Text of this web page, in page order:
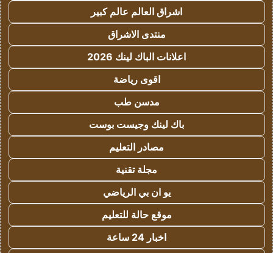
اشراق العالم عالم كبير
منتدى الاشراق
اعلانات الباك لينك 2026
اقوى رياضة
مدسن طب
باك لينك وجيست بوست
مصادر التعليم
مجلة تقنية
يو ان بي الرياضي
موقع حالة للتعليم
اخبار 24 ساعة